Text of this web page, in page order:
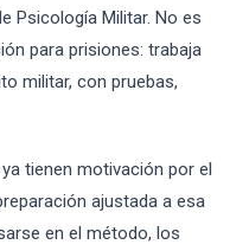
Psicología Militar. No es
para prisiones: trabaja
militar, con pruebas,
tienen motivación por el
ajustada a esa
en el método, los